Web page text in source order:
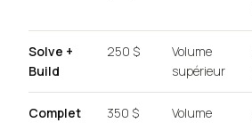
Solve +
Build
250 $
Volume
supérieur
Complet 350 $
Volume